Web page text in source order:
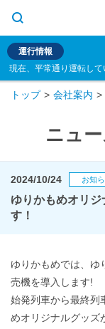
運行情報
現在、平常通り運転して
トップ 会社案内
ニュ
2024/10/24 お知
ゆりかもめオリ
す！
ゆりかもめでは、ゆ
売機を導入します!
始発列車から最終列
めオリジナルグッズ